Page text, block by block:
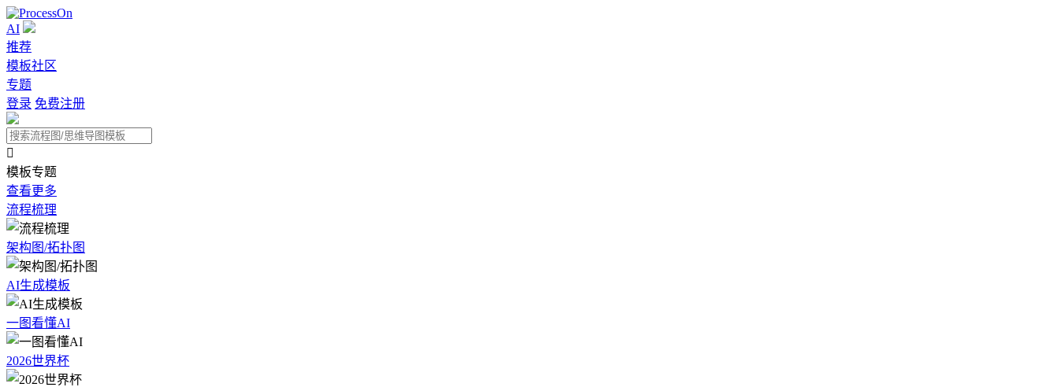
AI
推荐
模板社区
专题
登录 免费注册

模板专题
查看更多
流程梳理
架构图/拓扑图
AI生成模板
一图看懂AI
2026世界杯